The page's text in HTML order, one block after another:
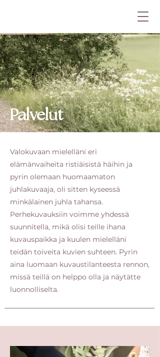
Palvelut
Valokuvaan mielelläni eri
elämänvaiheita ristiäisistä häihin ja
pyrin olemaan huomaamaton
juhlakuvaaja, oli sitten kyseessä
minkälainen juhla tahansa.
Perhekuvauksiin voimme yhdessä
suunnitella, mikä olisi teille ihana
kuvauspaikka ja kuulen mielelläni
teidän toiveita kuvien suhteen. Pyrin
aina luomaan kuvaustilanteesta rennon,
missä teillä on helppo olla ja näytätte
luonnolliselta.